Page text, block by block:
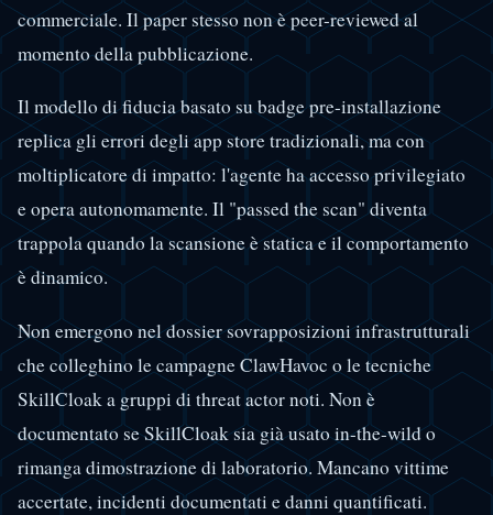
commerciale. Il paper stesso non è peer-reviewed al
momento della pubblicazione.
Il modello di fiducia basato su badge pre-installazione
replica gli errori degli app store tradizionali, ma con
moltiplicatore di impatto: l'agente ha accesso privilegiato
e opera autonomamente. Il "passed the scan" diventa
trappola quando la scansione è statica e il comportamento
è dinamico.
Non emergono nel dossier sovrapposizioni infrastrutturali
che colleghino le campagne ClawHavoc o le tecniche
SkillCloak a gruppi di threat actor noti. Non è
documentato se SkillCloak sia già usato in-the-wild o
rimanga dimostrazione di laboratorio. Mancano vittime
accertate, incidenti documentati e danni quantificati.